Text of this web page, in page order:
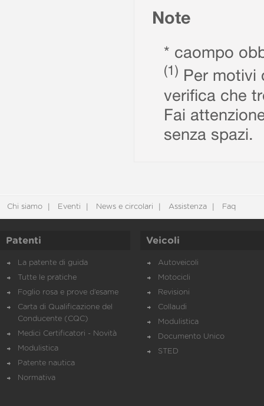
Note
* caompo
(1) Per motivi
verifica che
Fai
senza spazi.
Chi siamo Eventi News e circolari Assistenza Faq
Patenti
La patente di guida
Tutte le pratiche
Foglio rosa e prove d’esame
Carta di Qualificazione del
Conducente (CQC)
Medici Certificatori - Novità
Modulistica
Patente nautica
Normativa
Veicoli
Autoveicoli
Motocicli
Revisioni
Collaudi
Modulistica
Documento Unico
STED